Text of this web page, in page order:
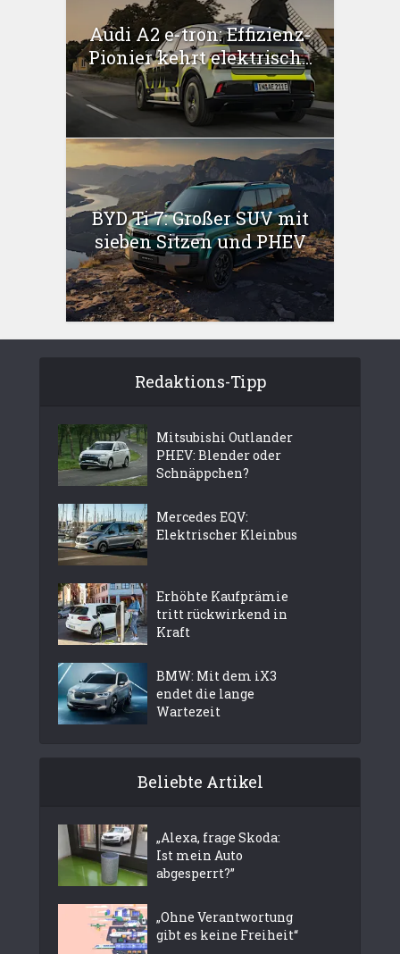
Audi A2 e-tron: Effizienz-
Pionier kehrt elektrisch...
BYD Ti 7: Großer SUV mit
sieben Sitzen und PHEV
Redaktions-Tipp
Mitsubishi Outlander
PHEV: Blender oder
Schnäppchen?
Mercedes EQV:
Elektrischer Kleinbus
Erhöhte Kaufprämie
tritt rückwirkend in
Kraft
BMW: Mit dem iX3
endet die lange
Wartezeit
Beliebte Artikel
„Alexa, frage Skoda:
Ist mein Auto
abgesperrt?”
„Ohne Verantwortung
gibt es keine Freiheit“